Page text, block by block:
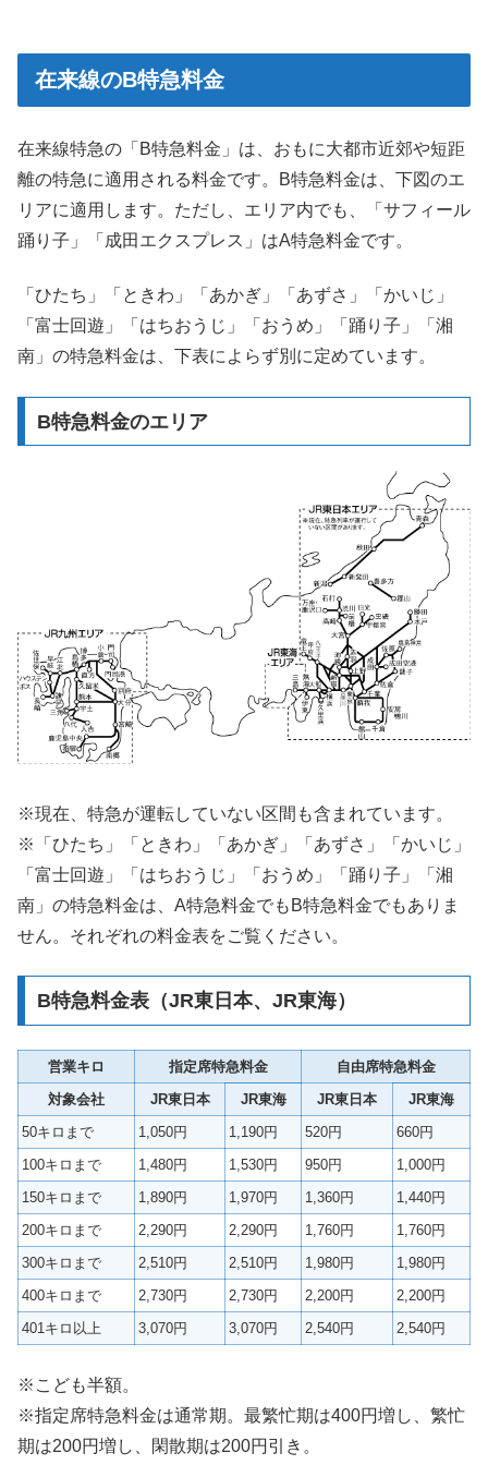
在来線のB特急料金
在来線特急の「B特急料金」は、おもに大都市近郊や短距
離の特急に適用される料金です。B特急料金は、下図のエ
リアに適用します。ただし、エリア内でも、「サフィール
踊り子」「成田エクスプレス」はA特急料金です。
「ひたち」「ときわ」「あかぎ」「あずさ」「かいじ」
「富士回遊」「はちおうじ」「おうめ」「踊り子」「湘
南」の特急料金は、下表によらず別に定めています。
B特急料金のエリア
※現在、特急が運転していない区間も含まれています。
※「ひたち」「ときわ」「あかぎ」「あずさ」「かいじ」
「富士回遊」「はちおうじ」「おうめ」「踊り子」「湘
南」の特急料金は、A特急料金でもB特急料金でもありま
せん。それぞれの料金表をご覧ください。
B特急料金表（JR東日本、JR東海）
営業キロ 指定席特急料金
自由席特急料金
対象会社
JR東日本 JR東海 JR東日本
JR東海
50キロまで
1,050円 1,190円 520円
660円
100キロまで
1,480円 1,530円 950円
1,000円
150キロまで
1,890円 1,970円 1,360円
1,440円
200キロまで
2,290円 2,290円 1,760円
1,760円
300キロまで
2,510円 2,510円 1,980円
1,980円
400キロまで
2,730円 2,730円 2,200円
2,200円
401キロ以上
3,070円 3,070円 2,540円 2,540円
※こども半額。
※指定席特急料金は通常期。最繁忙期は400円増し、繁忙
期は200円増し、閑散期は200円引き。